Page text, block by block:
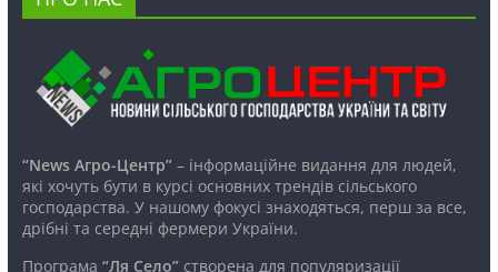
“News Агро-Центр”– інформаційне видання для людей,
які хочуть бути в курсі основних трендів сільського
господарства. У нашому фокусі знаходяться, перш за все,
дрібні та середні фермери України.
Програма “Ля Село”створена для популяризації